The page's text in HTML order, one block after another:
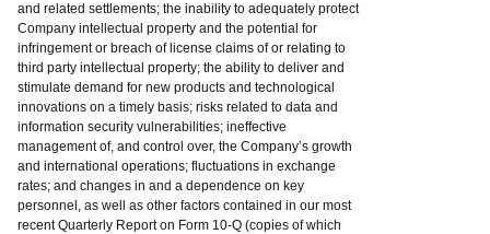
and related settlements; the inability to adequately protect
Company intellectual property and the potential for
infringement or breach of license claims of or relating to
third party intellectual property; the ability to deliver and
stimulate demand for new products and technological
innovations on a timely basis; risks related to data and
information security vulnerabilities; ineffective
management of, and control over, the Company’s growth
and international operations; fluctuations in exchange
rates; and changes in and a dependence on key
personnel, as well as other factors contained in our most
recent Quarterly Report on Form 10-Q (copies of which